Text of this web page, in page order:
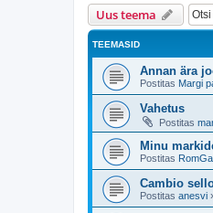
Uus teema
TEEMASID
Annan ära
Postitas Margi
Vahetus
Postitas
Minu
Postitas
Cambio
Postitas anesvi